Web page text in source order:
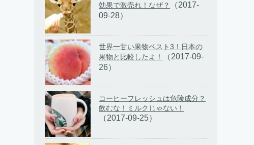
効果で激売れ！なぜ？
（2017-
09-28）
世界一甘い果物ベスト3！日本の
果物と比較したよ！
（2017-09-
26）
コーヒーフレッシュは危険成分？
飲むな！ミルクじゃない！
（2017-09-25）